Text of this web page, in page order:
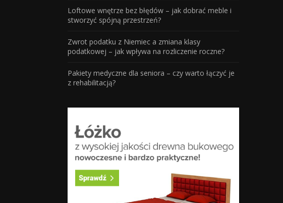
Loftowe wnętrze bez błędów – jak dobrać meble i
stworzyć spójną przestrzeń?
Zwrot podatku z Niemiec a zmiana klasy
podatkowej – jak wpływa na rozliczenie roczne?
Pakiety medyczne dla seniora – czy warto łączyć je
z rehabilitacją?